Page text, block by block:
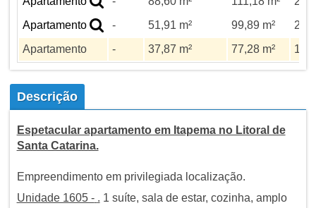
Apartamento
- 51,91 m² 99,89 m²
2
Apartamento
- 37,87 m² 77,28 m² 1
Descrição
Espetacular apartamento em Itapema no Litoral de
Santa Catarina.
Empreendimento em privilegiada localização.
Unidade 1605 - . 1 suíte, sala de estar, cozinha, amplo